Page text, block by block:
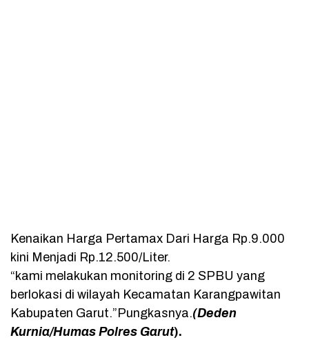
Kenaikan Harga Pertamax Dari Harga Rp.9.000
kini Menjadi Rp.12.500/Liter.
“kami melakukan monitoring di 2 SPBU yang
berlokasi di wilayah Kecamatan Karangpawitan
Kabupaten Garut.”Pungkasnya.(Deden
Kurnia/Humas Polres Garut).